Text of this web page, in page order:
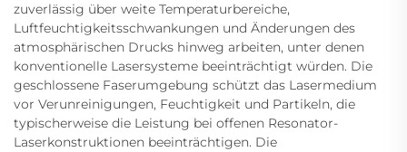
zuverlässig über weite Temperaturbereiche,
Luftfeuchtigkeitsschwankungen und Änderungen des
atmosphärischen Drucks hinweg arbeiten, unter denen
konventionelle Lasersysteme beeinträchtigt würden. Die
geschlossene Faserumgebung schützt das Lasermedium
vor Verunreinigungen, Feuchtigkeit und Partikeln, die
typischerweise die Leistung bei offenen Resonator-
Laserkonstruktionen beeinträchtigen. Die